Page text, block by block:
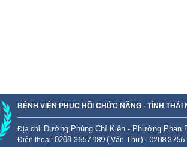
BỆNH VIỆN PHỤC HỒI CHỨC NĂNG - TỈNH THÁI
Địa chỉ: Đường Phùng Chí Kiên - Phường Phan
Điện thoại: 0208 3657 989 ( Văn Thư) - 0208